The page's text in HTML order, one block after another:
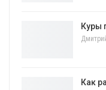
Куры
Как